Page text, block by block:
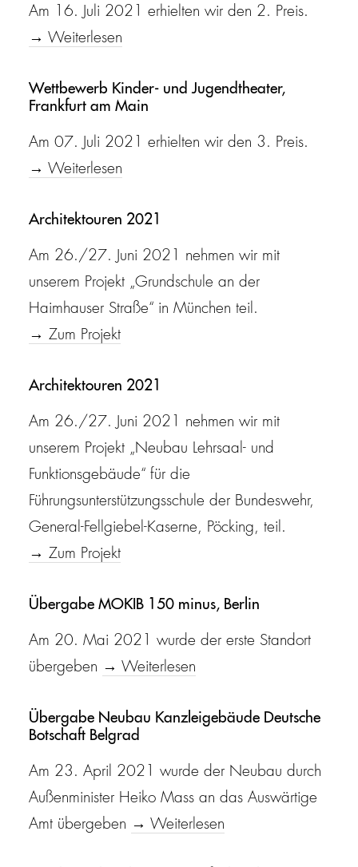
Am 16. Juli 2021 erhielten wir den 2. Preis.
→ Weiterlesen
Wettbewerb Kinder- und Jugendtheater,
Frankfurt am Main
Am 07. Juli 2021 erhielten wir den 3. Preis.
→ Weiterlesen
Architektouren 2021
Am 26./27. Juni 2021 nehmen wir mit
unserem Projekt „Grundschule an der
Haimhauser Straße“ in München teil.
→ Zum Projekt
Architektouren 2021
Am 26./27. Juni 2021 nehmen wir mit
unserem Projekt „Neubau Lehrsaal- und
Funktionsgebäude“ für die
Führungsunterstützungsschule der Bundeswehr,
General-Fellgiebel-Kaserne, Pöcking, teil.
→ Zum Projekt
Übergabe MOKIB 150 minus, Berlin
Am 20. Mai 2021 wurde der erste Standort
übergeben → Weiterlesen
Übergabe Neubau Kanzleigebäude Deutsche
Botschaft Belgrad
Am 23. April 2021 wurde der Neubau durch
Außenminister Heiko Mass an das Auswärtige
Amt übergeben → Weiterlesen